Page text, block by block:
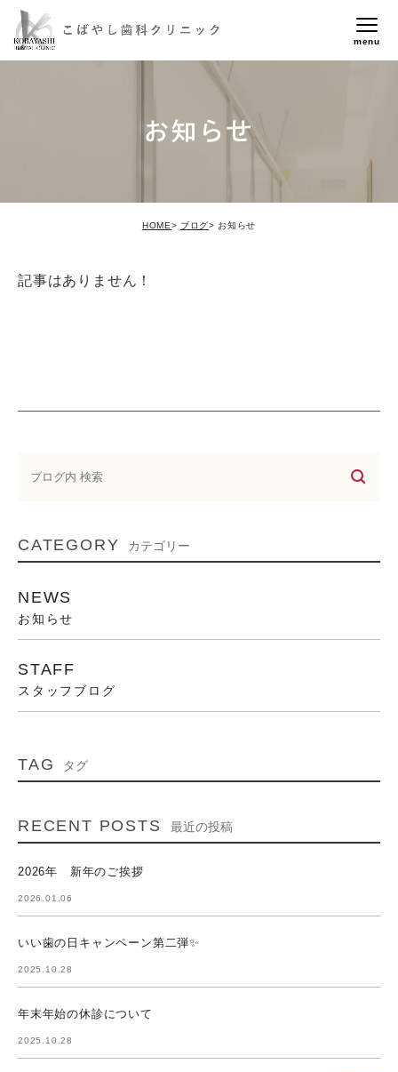
お知らせ
HOME ブログ お知らせ
記事はありません！
CATEGORY カテゴリー
NEWS
お知らせ
STAFF
スタッフブログ
TAG タグ
RECENT POSTS 最近の投稿
2026年 新年のご挨拶
2026.01.06
いい歯の日キャンペーン第二弾✨
2025.10.28
年末年始の休診について
2025.10.28